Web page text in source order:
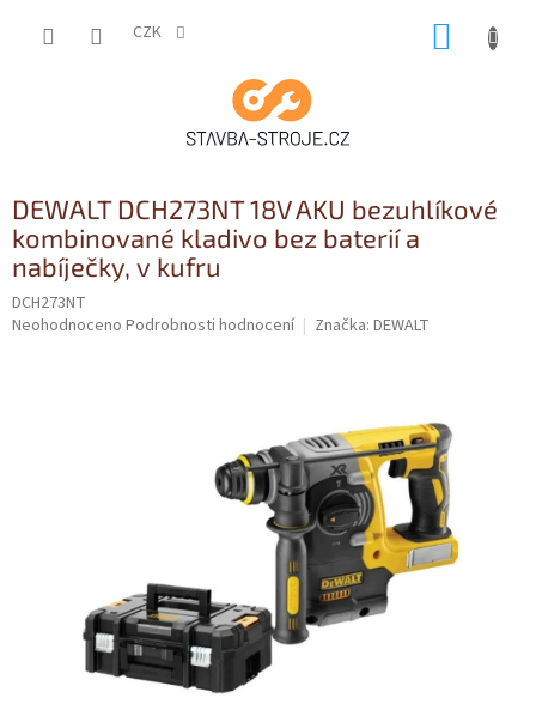
CZK
DEWALT DCH273NT 18V AKU bezuhlíkové
kombinované kladivo bez baterií a
nabíječky, v kufru
DCH273NT
Průměrné
Neohodnoceno Podrobnosti hodnocení Značka: DEWALT